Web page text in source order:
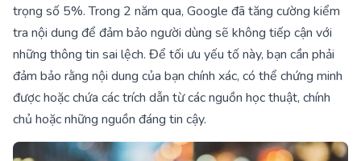
trọng số 5%. Trong 2 năm qua, Google đã tăng cường kiểm
tra nội dung để đảm bảo người dùng sẽ không tiếp cận với
những thông tin sai lệch. Để tối ưu yếu tố này, bạn cần phải
đảm bảo rằng nội dung của bạn chính xác, có thể chứng minh
được hoặc chứa các trích dẫn từ các nguồn học thuật, chính
chủ hoặc những nguồn đáng tin cậy.